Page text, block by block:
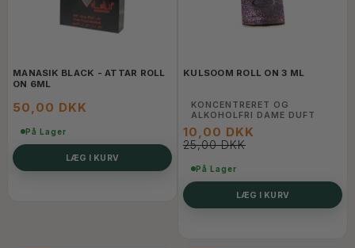
MANASIK BLACK - ATTAR ROLL
ON 6ML
50,00 DKK
På Lager
LÆG I KURV
KULSOOM ROLL ON 3 ML
KONCENTRERET OG
ALKOHOLFRI DAME DUFT
10,00 DKK
25,00 DKK
På Lager
LÆG I KURV